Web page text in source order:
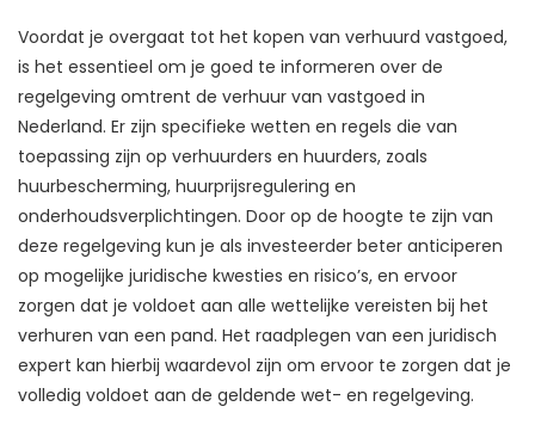
Voordat je overgaat tot het kopen van verhuurd vastgoed,
is het essentieel om je goed te informeren over de
regelgeving omtrent de verhuur van vastgoed in
Nederland. Er zijn specifieke wetten en regels die van
toepassing zijn op verhuurders en huurders, zoals
huurbescherming, huurprijsregulering en
onderhoudsverplichtingen. Door op de hoogte te zijn van
deze regelgeving kun je als investeerder beter anticiperen
op mogelijke juridische kwesties en risico’s, en ervoor
zorgen dat je voldoet aan alle wettelijke vereisten bij het
verhuren van een pand. Het raadplegen van een juridisch
expert kan hierbij waardevol zijn om ervoor te zorgen dat je
volledig voldoet aan de geldende wet- en regelgeving.